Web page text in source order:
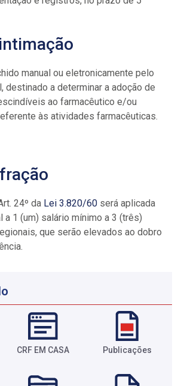
manual ou eletronicamente pelo
destinado a determinar a adoção de
ao farmacêutico e/ou
às atividades farmacêuticas.
24º da Lei 3.820/60 será aplicada
a 1 (um) salário mínimo a 3 (três)
que serão elevados ao dobro
CRF EM CASA Publicações